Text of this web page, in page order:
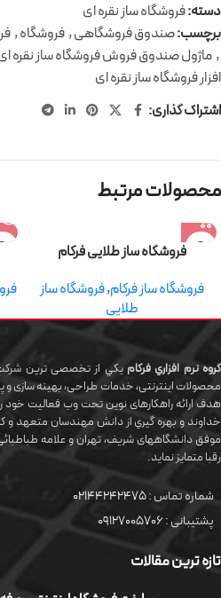
دسته:فروشگاه ساز نقره ای
برچسب:صندوق فروشگاهی, فروشگاه,
, ماژول صندوق فروش فروشگاه ساز نقره
افزار فروشگاه ساز نقره ای
اشتراک گذاری:
محصولات مرتبط
فروشگاه ساز طلایی فرکام
فروشگاه ساز فرکام,فروشگاه ساز
طلایی
گروه نرم افزاري فرکام يکي از تخصصی ترين
هدف ارائه راهکارهای نوین تحت وب فعالیت خود را
خداوند و بهره گيري از دانش مهندسان متعهد و
موفق دانشگاههای شريف، تهران و علامه
رقبا متمایز نماید.
شماره تماس :02144242475
پشتیبانی :09127005706
تازه ترین مقالات